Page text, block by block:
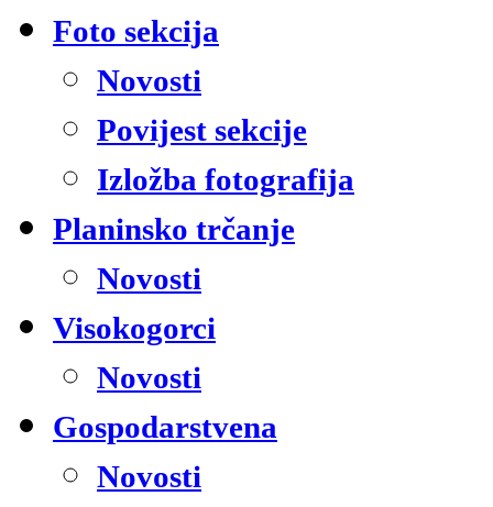
Foto sekcija
Novosti
Povijest sekcije
Izložba fotografija
Planinsko trčanje
Novosti
Visokogorci
Novosti
Gospodarstvena
Novosti